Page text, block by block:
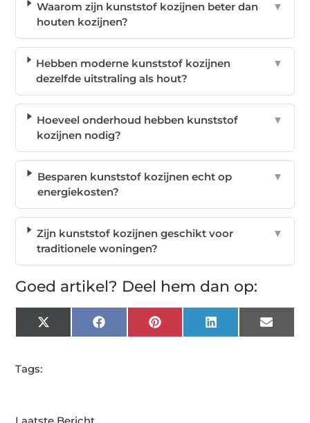
Waarom zijn kunststof kozijnen beter dan
houten kozijnen?
▼
Hebben moderne kunststof kozijnen
dezelfde uitstraling als hout?
▼
Hoeveel onderhoud hebben kunststof
kozijnen nodig?
▼
Besparen kunststof kozijnen echt op
energiekosten?
▼
Zijn kunststof kozijnen geschikt voor
traditionele woningen?
▼
Goed artikel? Deel hem dan op:
X
(Twitter)
FacebookPinterest LinkedIn Email
Tags: